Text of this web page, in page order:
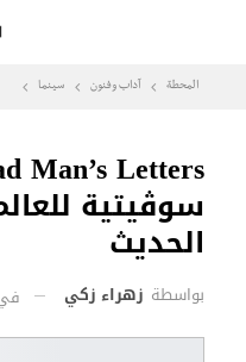
المحطة آداب وفنون سينما
سوڤيتية
الحديث
بواسطة زهراء زكي